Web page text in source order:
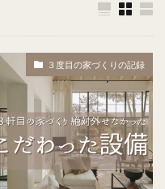
３度目の家づくりの記録